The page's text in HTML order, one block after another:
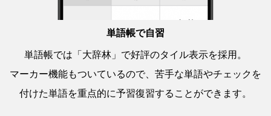
単語帳で自習
単語帳では「大辞林」で好評のタイル表示を採用。
マーカー機能もついているので、苦手な単語やチェックを
付けた単語を重点的に予習復習することができます。